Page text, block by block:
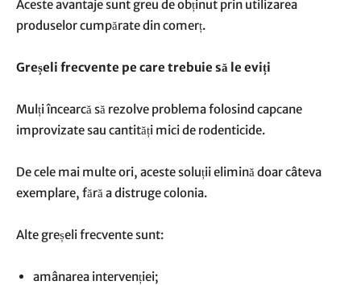
Aceste avantaje sunt greu de obținut prin utilizarea
produselor cumpărate din comerț.
Greșeli frecvente pe care trebuie să le eviți
Mulți încearcă să rezolve problema folosind capcane
improvizate sau cantități mici de rodenticide.
De cele mai multe ori, aceste soluții elimină doar câteva
exemplare, fără a distruge colonia.
Alte greșeli frecvente sunt:
amânarea intervenției;